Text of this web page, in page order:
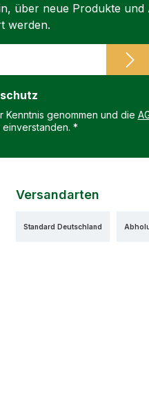
über neue Produkte und
werden.
Kenntnis genommen und die
einverstanden. *
Versandarten
Standard Deutschland